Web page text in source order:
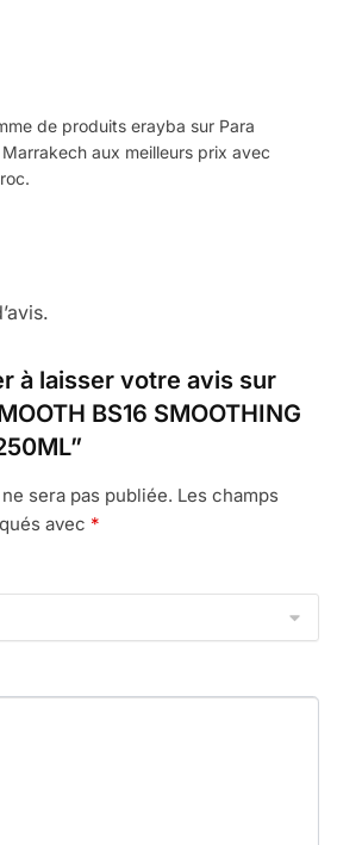
de produits erayba sur Para
aux meilleurs prix avec
à laisser votre avis sur
BS16 SMOOTHING
sera pas publiée. Les champs
avec *